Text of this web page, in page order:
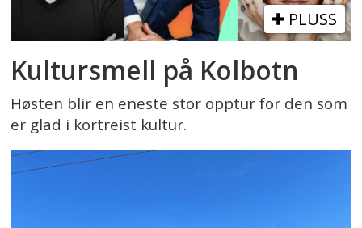
PLUSS
Kultursmell på Kolbotn
Høsten blir en eneste stor opptur for den som
er glad i kortreist kultur.